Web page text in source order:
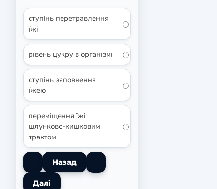
ступінь перетравлення
їжі
рівень цукру в організмі
ступінь заповнення
їжею
переміщення їжі
шлунково-кишковим
трактом